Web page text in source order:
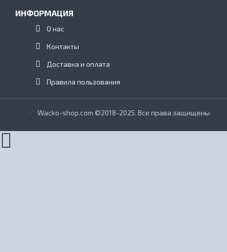
ИНФОРМАЦИЯ
О нас
Контакты
Доставка и оплата
Правила пользования
Wacko-shop.com ©2018-2025. Все права защищены